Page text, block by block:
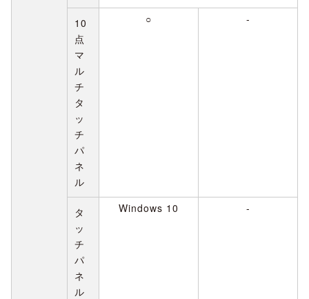
10
点
マ
ル
チ
タ
ッ
チ
パ
ネ
ル
○ -
タ
ッ
チ
パ
ネ
ル
Windows 10 -